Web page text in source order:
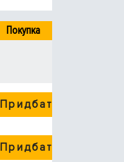
Покупка
Придбати
Придбати